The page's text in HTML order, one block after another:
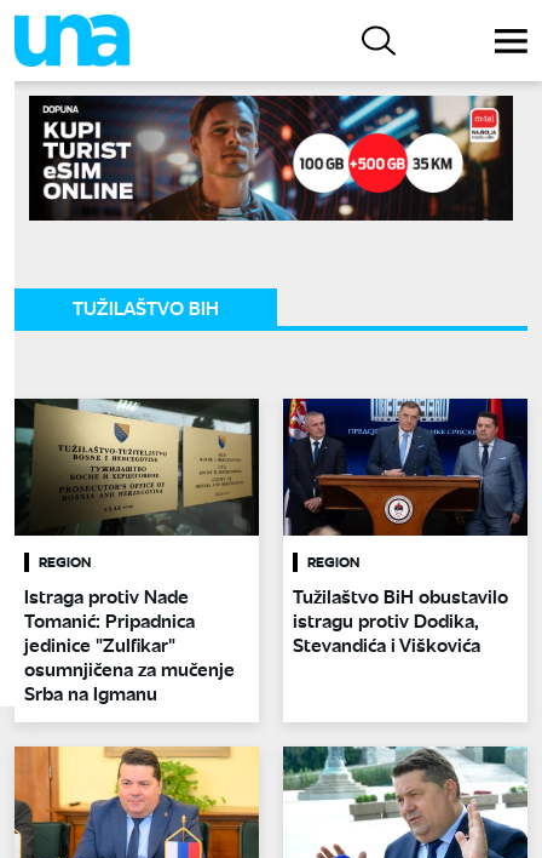
TUŽILAŠTVO BIH
REGION
Istraga protiv Nade
Tomanić: Pripadnica
jedinice "Zulfikar"
osumnjičena za mučenje
Srba na Igmanu
REGION
Tužilaštvo BiH obustavilo
istragu protiv Dodika,
Stevandića i Viškovića